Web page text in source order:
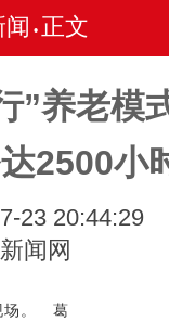
• 正文
”养老模
2500小
23 20:44:29
闻网